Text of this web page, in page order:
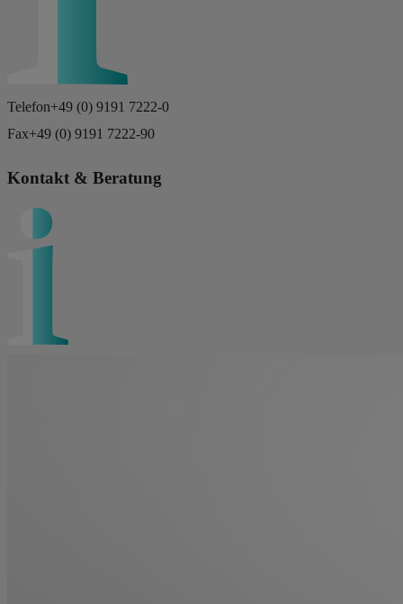
Telefon+49 (0) 9191 7222-0
Fax+49 (0) 9191 7222-90
Kontakt & Beratung